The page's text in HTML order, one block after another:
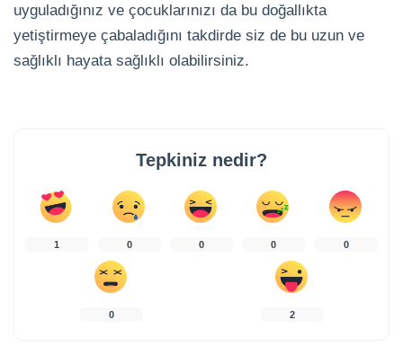
uyguladığınız ve çocuklarınızı da bu doğallıkta
yetiştirmeye çabaladığını takdirde siz de bu uzun ve
sağlıklı hayata sağlıklı olabilirsiniz.
Tepkiniz nedir?
1 0 0 0 0
0 2